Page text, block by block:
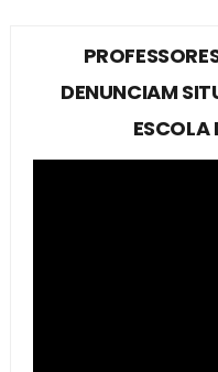
DENUNCIAM
ESCOLA